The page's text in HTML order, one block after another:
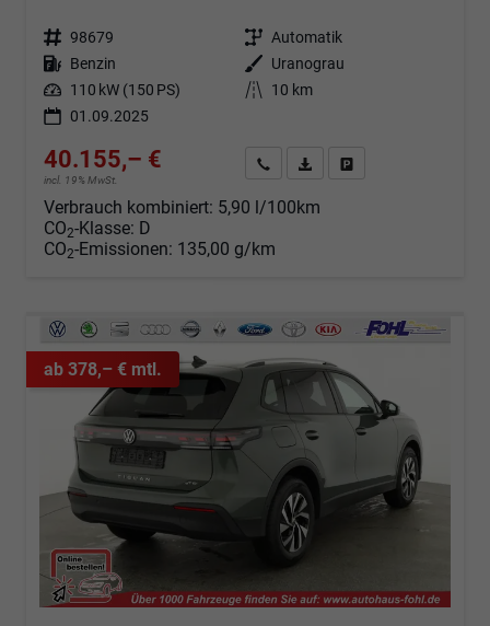
Fahrzeugnr. 98679 Getriebe Automatik
Kraftstoff Benzin Außenfarbe
Uranograu
Leistung 110 kW (150 PS) Kilometerstand
10 km
01.09.2025
40.155,– €
incl. 19% MwSt.
Angebot anfordern
Fahrzeugexpose (PDF)
Verbrauch kombiniert: 5,90 l/100km
CO2-Klasse: D
CO2-Emissionen: 135,00 g/km
ab 378,– € mtl.